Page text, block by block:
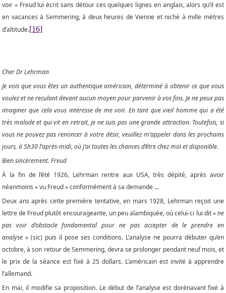
voir » Freud lui écrit sans détour ces quelques lignes en anglais, alors qu’il est
en vacances à Semmering, à deux heures de Vienne et niché à mille mètres
d’altitude.[16]
Cher Dr Lehrman
Je vois que vous êtes un authentique américain, déterminé à obtenir ce que vous
voulez et ne reculant devant aucun moyen pour parvenir à vos fins. Je ne peux pas
imaginer que cela vous intéresse de me voir. En tant que vieil homme qui a été
très malade et qui vit en retrait, je ne suis pas une grande attraction. Toutefois, si
vous ne pouvez pas renoncer à votre désir, veuillez m’appeler dans les prochains
jours, à 5h30 l’après-midi, où j’ai toutes les chances d’être chez moi et disponible.
Bien sincèrement. Freud
À la fin de l’été 1926, Lehrman rentre aux USA, très dépité, après avoir
néanmoins « vu Freud » conformément à sa demande …
Deux ans après cette première tentative, en mars 1928, Lehrman reçoit une
lettre de Freud plutôt encourageante, un peu alambiquée, où celui-ci lui dit« ne
pas voir d’obstacle fondamental pourne pas accepter de le prendre en
analyse » (sic) puis il pose ses conditions. L’analyse ne pourra débuter qu’en
octobre, à son retour de Semmering, devra se prolonger pendant neuf mois, et
le prix de la séance est fixé à 25 dollars. L’américain est invité à apprendre
l’allemand.
En mai, il modifie sa proposition. Le début de l’analyse est dorénavant fixé à